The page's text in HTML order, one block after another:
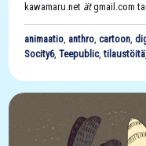
kawamaru.net ätgmail.com
animaatio, anthro, cartoon,
Socity6, Teepublic,tilaustöitä,